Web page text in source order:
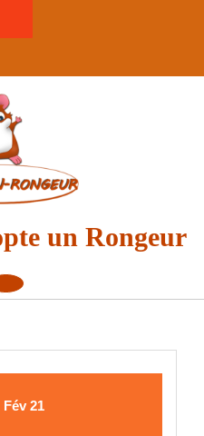
un Rongeur
Open
Fév21
21